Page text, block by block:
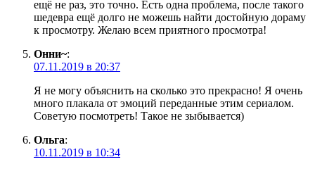
ещё не раз, это точно. Есть одна проблема, после такого
шедевра ещё долго не можешь найти достойную дораму
к просмотру. Желаю всем приятного просмотра!
Онни~:
07.11.2019 в 20:37
Я не могу объяснить на сколько это прекрасно! Я очень
много плакала от эмоций переданные этим сериалом.
Советую посмотреть! Такое не зыбывается)
Ольга:
10.11.2019 в 10:34